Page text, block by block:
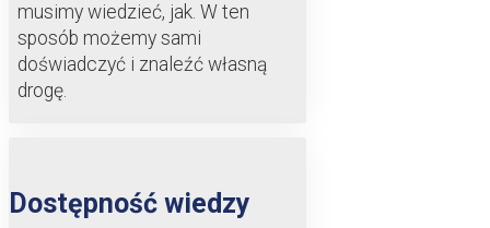
musimy wiedzieć, jak. W ten
sposób możemy sami
doświadczyć i znaleźć własną
drogę.
Dostępność wiedzy